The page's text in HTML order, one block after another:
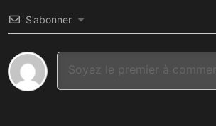
S’abonner